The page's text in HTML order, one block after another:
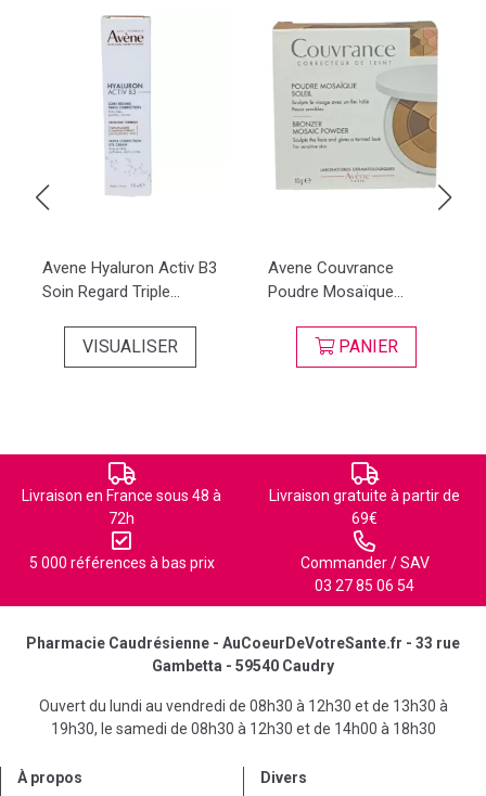
Avene Hyaluron Activ B3
Soin Regard Triple...
VISUALISER
Avene Couvrance
Poudre Mosaïque...
PANIER
Livraison en France sous 48 à
72h
Livraison gratuite à partir de
69€
5 000 références à bas prix
Commander / SAV
03 27 85 06 54
Pharmacie Caudrésienne - AuCoeurDeVotreSante.fr - 33 rue
Gambetta - 59540 Caudry
Ouvert du lundi au vendredi de 08h30 à 12h30 et de 13h30 à
19h30, le samedi de 08h30 à 12h30 et de 14h00 à 18h30
À propos Divers